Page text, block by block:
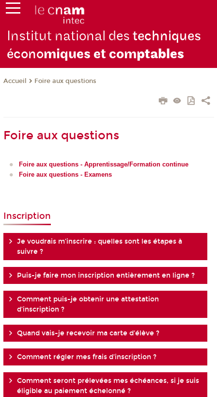
Institut national destechniques
économiques et comptables
Accueil Foire aux questions
Foire aux questions
Foire aux questions - Apprentissage/Formation continue
Foire aux questions - Examens
Inscription
Je voudrais m’inscrire : quelles sont les étapes à
suivre ?
Puis-je faire mon inscription entièrement en ligne ?
Comment puis-je obtenir une attestation
d’inscription ?
Quand vais-je recevoir ma carte d’élève ?
Comment régler mes frais d’inscription ?
Comment seront prélevées mes échéances, si je suis
éligible au paiement échelonné ?